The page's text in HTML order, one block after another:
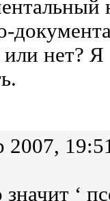
нет? Я
2007,
значит ‘